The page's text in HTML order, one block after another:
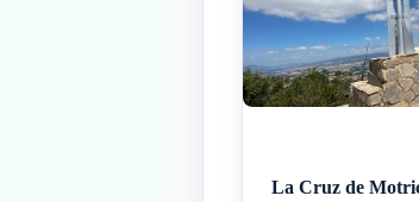
La Cruz de